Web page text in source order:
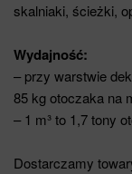
skalniaki, ścieżki,
Wydajność:
– przy warstwie
85 kg otoczaka na
– 1 m³ to 1,7 tony
Dostarczamy